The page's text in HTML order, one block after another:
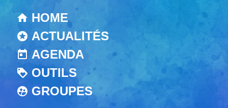
HOME
ACTUALITÉS
AGENDA
OUTILS
GROUPES